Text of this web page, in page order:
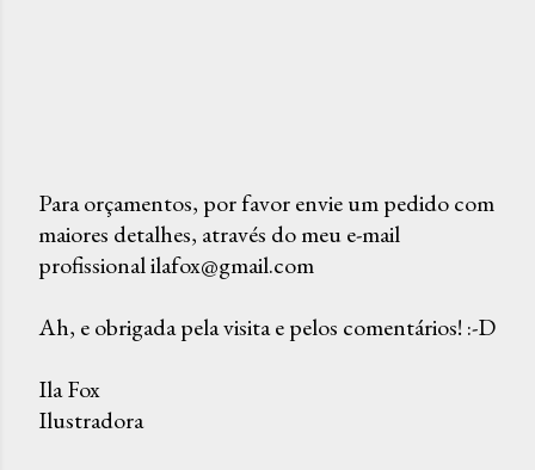
P
o
t
r
u
Para orçamentos, por favor envie um pedido com
maiores detalhes, através do meu e-mail
profissional ilafox@gmail.com
Ah, e obrigada pela visita e pelos comentários! :-D
Ila Fox
Ilustradora